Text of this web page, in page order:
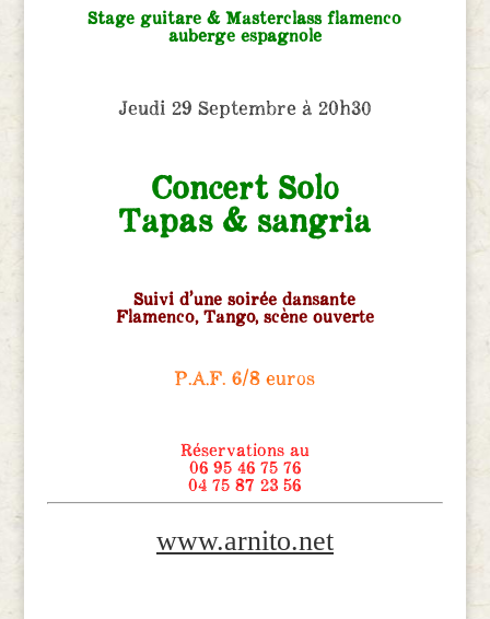
Stage guitare & Masterclass flamenco
auberge espagnole
Jeudi 29 Septembre à 20h30
Concert Solo
Tapas & sangria
Suivi d’une soirée dansante
Flamenco, Tango, scène ouverte
P.A.F. 6/8 euros
Réservations au
06 95 46 75 76
04 75 87 23 56
www.arnito.net